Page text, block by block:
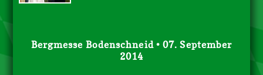
Bergmesse Bodenschneid • 07. September
2014